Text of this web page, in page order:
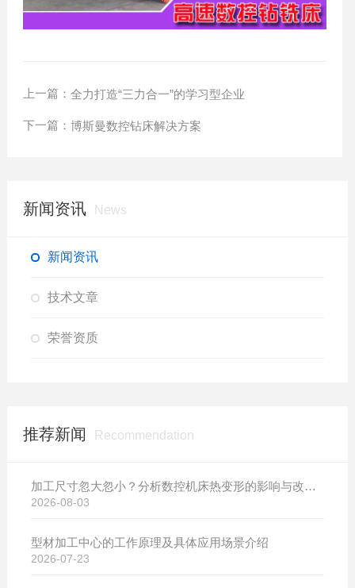
上一篇： 全力打造“三力合一”的学习型企业
下一篇： 博斯曼数控钻床解决方案
新闻资讯 News
新闻资讯
技术文章
荣誉资质
推荐新闻 Recommendation
加工尺寸忽大忽小？分析数控机床热变形的影响与改善方案
2026-08-03
型材加工中心的工作原理及具体应用场景介绍
2026-07-23